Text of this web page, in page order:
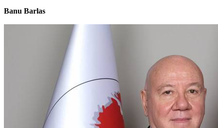
Banu Barlas